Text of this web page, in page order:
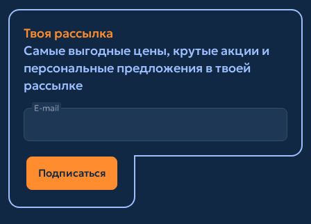
Твоя рассылка
Самые выгодные цены, крутые акции и
персональные предложения в твоей
рассылке
E-mail
Подписаться